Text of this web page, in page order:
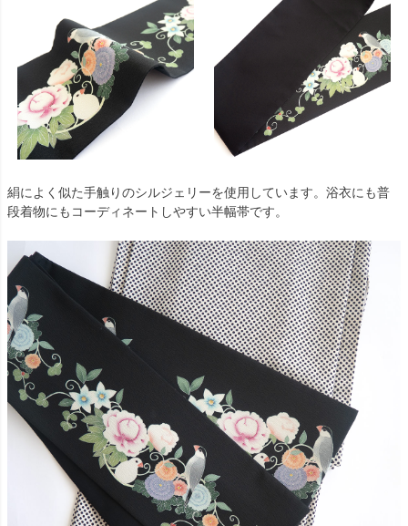
絹によく似た手触りのシルジェリーを使用しています。浴衣にも普
段着物にもコーディネートしやすい半幅帯です。